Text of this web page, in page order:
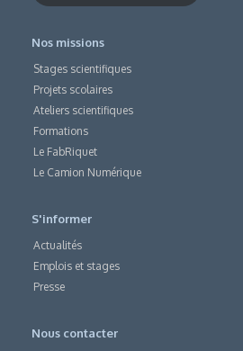
Nos missions
Stages scientifiques
Projets scolaires
Ateliers scientifiques
Formations
Le FabRiquet
Le Camion Numérique
S'informer
Actualités
Emplois et stages
Presse
Nous contacter